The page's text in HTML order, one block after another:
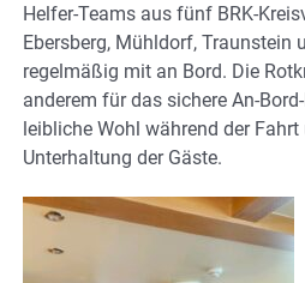
Helfer-Teams aus fünf BRK-
Ebersberg, Mühldorf, Traunstein
regelmäßig mit an Bord. Die
anderem für das sichere An-
leibliche Wohl während der
Unterhaltung der Gäste.